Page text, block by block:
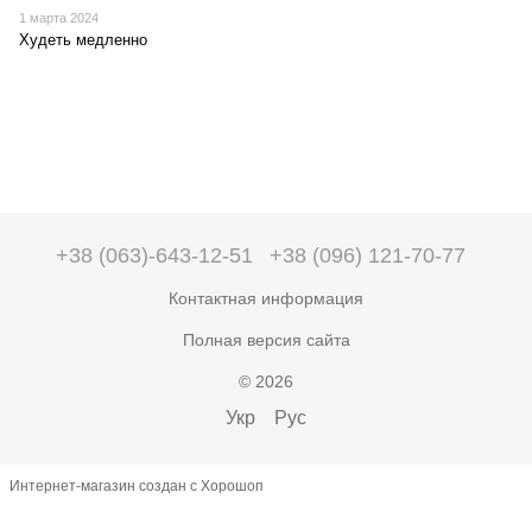
1 марта 2024
Худеть медленно
+38 (063)-643-12-51 +38 (096) 121-70-77
Контактная информация
Полная версия сайта
© 2026
Укр Рус
Интернет-магазин создан с Хорошоп